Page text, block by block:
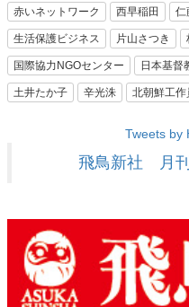
赤いネットワーク 西早稲田 仁
生活保護ビジネス 片山さつき
国際協力NGOセンター 日本基督
土井たか子 辛光洙 北朝鮮工作
Tweets by
飛鳥新社 月